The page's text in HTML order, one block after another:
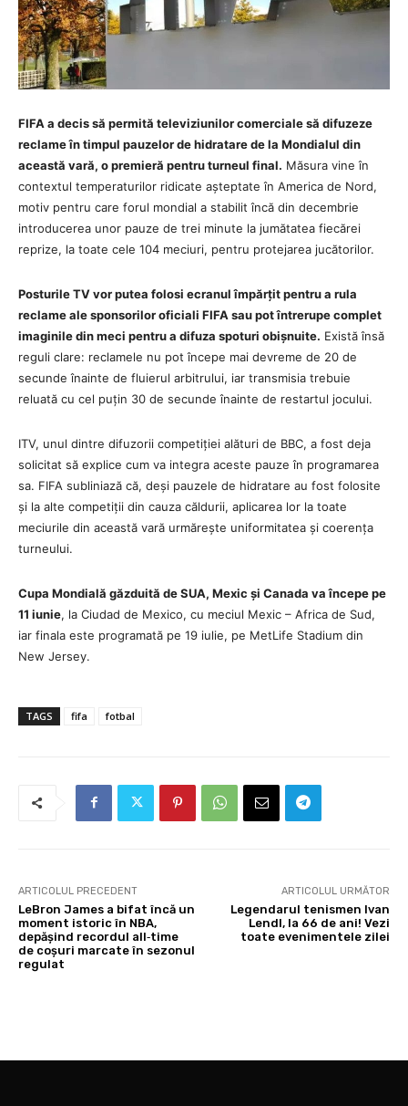
FIFA a decis să permită televiziunilor comerciale să difuzeze
reclame în timpul pauzelor de hidratare de la Mondialul din
această vară, o premieră pentru turneul final. Măsura vine în
contextul temperaturilor ridicate așteptate în America de Nord,
motiv pentru care forul mondial a stabilit încă din decembrie
introducerea unor pauze de trei minute la jumătatea fiecărei
reprize, la toate cele 104 meciuri, pentru protejarea jucătorilor.
Posturile TV vor putea folosi ecranul împărțit pentru a rula
reclame ale sponsorilor oficiali FIFA sau pot întrerupe complet
imaginile din meci pentru a difuza spoturi obișnuite. Există însă
reguli clare: reclamele nu pot începe mai devreme de 20 de
secunde înainte de fluierul arbitrului, iar transmisia trebuie
reluată cu cel puțin 30 de secunde înainte de restartul jocului.
ITV, unul dintre difuzorii competiției alături de BBC, a fost deja
solicitat să explice cum va integra aceste pauze în programarea
sa. FIFA subliniază că, deși pauzele de hidratare au fost folosite
și la alte competiții din cauza căldurii, aplicarea lor la toate
meciurile din această vară urmărește uniformitatea și coerența
turneului.
Cupa Mondială găzduită de SUA, Mexic și Canada va începe pe
11 iunie, la Ciudad de Mexico, cu meciul Mexic – Africa de Sud,
iar finala este programată pe 19 iulie, pe MetLife Stadium din
New Jersey.
TAGS fifa fotbal
ARTICOLUL PRECEDENT
LeBron James a bifat încă un
moment istoric în NBA,
depășind recordul all‑time
de coșuri marcate în sezonul
regulat
ARTICOLUL URMĂTOR
Legendarul tenismen Ivan
Lendl, la 66 de ani! Vezi
toate evenimentele zilei